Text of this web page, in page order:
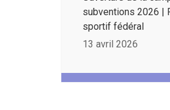
subventions 2026 |
sportif fédéral
13 avril 2026